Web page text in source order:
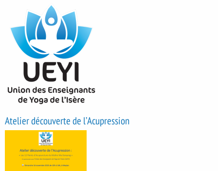
Atelier découverte de l’Acupression